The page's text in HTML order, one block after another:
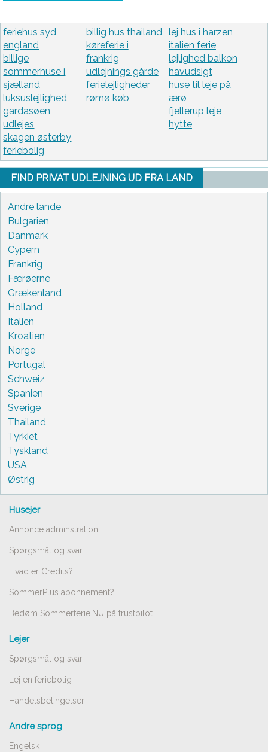
feriehus syd
england
billige
sommerhuse i
sjælland
luksuslejlighed
gardasøen
udlejes
skagen østerby
feriebolig
billig hus thailand
køreferie i
frankrig
udlejnings gårde
ferielejligheder
rømø køb
lej hus i harzen
italien ferie
lejlighed balkon
havudsigt
huse til leje på
ærø
fjellerup leje
hytte
FIND PRIVAT UDLEJNING UD FRA LAND
Andre lande
Bulgarien
Danmark
Cypern
Frankrig
Færøerne
Grækenland
Holland
Italien
Kroatien
Norge
Portugal
Schweiz
Spanien
Sverige
Thailand
Tyrkiet
Tyskland
USA
Østrig
Husejer
Annonce adminstration
Spørgsmål og svar
Hvad er Credits?
SommerPlus abonnement?
Bedøm Sommerferie.NU på trustpilot
Lejer
Spørgsmål og svar
Lej en feriebolig
Handelsbetingelser
Andre sprog
Engelsk